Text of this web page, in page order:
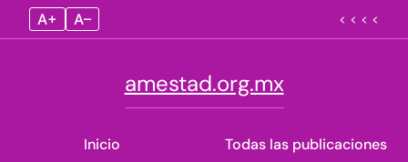
A+ A– < < < <
Inicio
amestad.org.mx
Todas las publicaciones